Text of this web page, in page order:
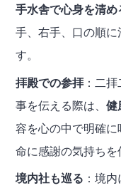
手水舎で心身を清め
手、右手、口の順に
す。
拝殿での参拝：二拝
事を伝える際は、健
容を心の中で明確
命に感謝の気持ちを
境内社も巡る ：境